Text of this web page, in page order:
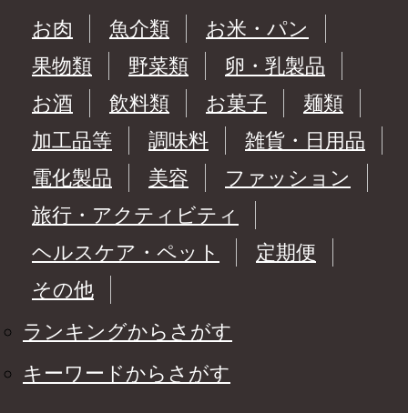
お肉
魚介類
お米・パン
果物類
野菜類
卵・乳製品
お酒
飲料類 お菓子
麺類
加工品等
調味料
雑貨・日用品
電化製品
美容
ファッション
旅行・アクティビティ
ヘルスケア・ペット
定期便
その他
ランキングからさがす
キーワードからさがす